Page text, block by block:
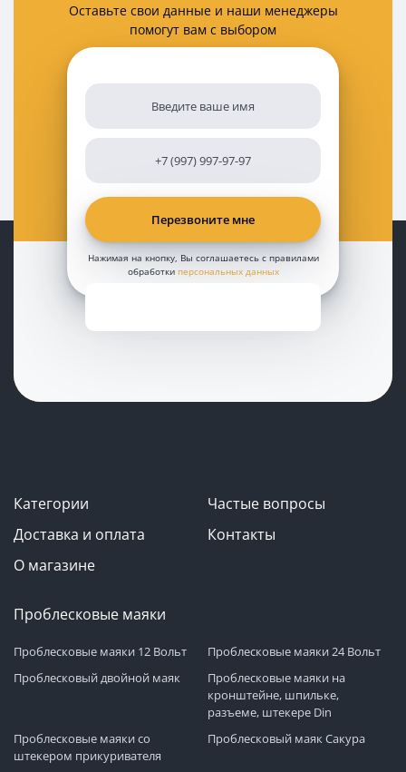
Оставьте свои данные и наши менеджеры
помогут вам с выбором
Нажимая на кнопку, Вы соглашаетесь с правилами
обработки персональных данных
Категории
Частые вопросы
Доставка и оплата
Контакты
О магазине
Проблесковые маяки
Проблесковые маяки 12 Вольт
Проблесковые маяки 24 Вольт
Проблесковый двойной маяк
Проблесковые маяки на
кронштейне, шпильке,
разъеме, штекере Din
Проблесковые маяки со
штекером прикуривателя
Проблесковый маяк Сакура